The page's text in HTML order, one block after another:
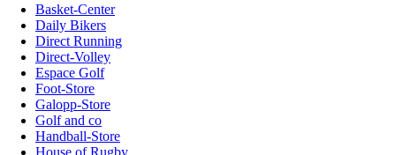
Basket-Center
Daily Bikers
Direct Running
Direct-Volley
Espace Golf
Foot-Store
Galopp-Store
Golf and co
Handball-Store
House of Rugby